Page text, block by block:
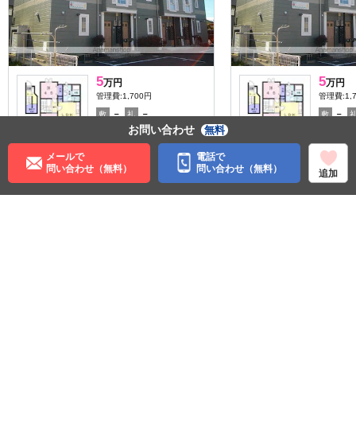
5万円
管理費:1,700円
敷 － 礼
－
2LDK
羽後牛島駅 バス5分 仁井田
秋田県秋田市仁井田本町１
5万円
管理費
敷 －
羽後牛島
徒歩3分
秋田県
丁目
お問い合わせ 無料
メールで
問い合わせ（無料）
電話で
問い合わせ（無料）
追加